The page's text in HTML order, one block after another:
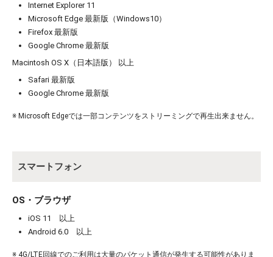
お買い物を続ける カートへ進む
Internet Explorer 11
Microsoft Edge 最新版（Windows10）
Firefox 最新版
Google Chrome 最新版
Macintosh OS X（日本語版） 以上
Safari 最新版
Google Chrome 最新版
※ Microsoft Edgeでは一部コンテンツをストリーミングで再生出来ません。
スマートフォン
OS・ブラウザ
iOS 11 以上
Android 6.0 以上
※ 4G/LTE回線でのご利用は大量のパケット通信が発生する可能性がありま